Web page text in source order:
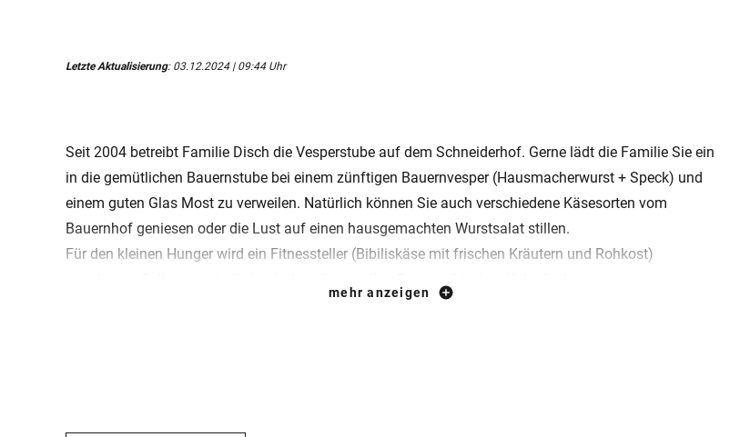
Letzte Aktualisierung: 03.12.2024 | 09:44 Uhr
Seit 2004 betreibt Familie Disch die Vesperstube auf dem Schneiderhof. Gerne lädt die Familie Sie ein
in die gemütlichen Bauernstube bei einem zünftigen Bauernvesper (Hausmacherwurst + Speck) und
einem guten Glas Most zu verweilen. Natürlich können Sie auch verschiedene Käsesorten vom
Bauernhof geniesen oder die Lust auf einen hausgemachten Wurstsalat stillen.
Für den kleinen Hunger wird ein Fitnessteller (Bibiliskäse mit frischen Kräutern und Rohkost)
mehr anzeigen